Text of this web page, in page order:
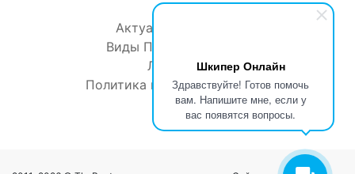
Шкипер Онлайн
Здравствуйте! Готов помочь
вам. Напишите мне, если у
вас появятся вопросы.
Отзывы
Актуальное о катерах
Виды Петербурга с воды
Лодки мира
Политика конфиденциальности
Контакты